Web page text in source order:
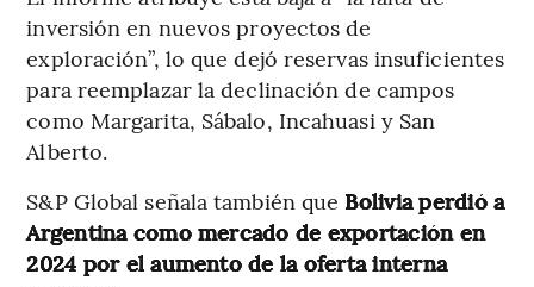
inversión en nuevos proyectos de
exploración”, lo que dejó reservas insuficientes
para reemplazar la declinación de campos
como Margarita, Sábalo, Incahuasi y San
Alberto.
S&P Global señala también que Bolivia perdió a
Argentina como mercado de exportación en
2024 por el aumento de la oferta interna